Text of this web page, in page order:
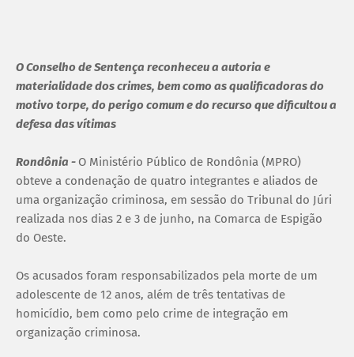
O Conselho de Sentença reconheceu a autoria e
materialidade dos crimes, bem como as qualificadoras do
motivo torpe, do perigo comum e do recurso que dificultou a
defesa das vítimas
Rondônia - O Ministério Público de Rondônia (MPRO)
obteve a condenação de quatro integrantes e aliados de
uma organização criminosa, em sessão do Tribunal do Júri
realizada nos dias 2 e 3 de junho, na Comarca de Espigão
do Oeste.
Os acusados foram responsabilizados pela morte de um
adolescente de 12 anos, além de três tentativas de
homicídio, bem como pelo crime de integração em
organização criminosa.